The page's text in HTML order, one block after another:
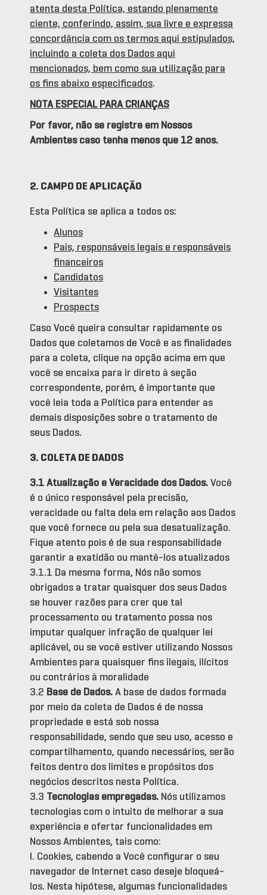
atenta desta Política, estando plenamente
ciente, conferindo, assim, sua livre e expressa
concordância com os termos aqui estipulados,
incluindo a coleta dos Dados aqui
mencionados, bem como sua utilização para
os fins abaixo especificados.
NOTA ESPECIAL PARA CRIANÇAS
Por favor, não se registre em Nossos
Ambientes caso tenha menos que 12 anos.
2. CAMPO DE APLICAÇÃO
Esta Política se aplica a todos os:
Alunos
Pais, responsáveis legais e responsáveis
financeiros
Candidatos
Visitantes
Prospects
Caso Você queira consultar rapidamente os
Dados que coletamos de Você e as finalidades
para a coleta, clique na opção acima em que
você se encaixa para ir direto à seção
correspondente, porém, é importante que
você leia toda a Política para entender as
demais disposições sobre o tratamento de
seus Dados.
3. COLETA DE DADOS
3.1 Atualização e Veracidade dos Dados. Você
é o único responsável pela precisão,
veracidade ou falta dela em relação aos Dados
que você fornece ou pela sua desatualização.
Fique atento pois é de sua responsabilidade
garantir a exatidão ou mantê-los atualizados
3.1.1 Da mesma forma, Nós não somos
obrigados a tratar quaisquer dos seus Dados
se houver razões para crer que tal
processamento ou tratamento possa nos
imputar qualquer infração de qualquer lei
aplicável, ou se você estiver utilizando Nossos
Ambientes para quaisquer fins ilegais, ilícitos
ou contrários à moralidade
3.2 Base de Dados. A base de dados formada
por meio da coleta de Dados é de nossa
propriedade e está sob nossa
responsabilidade, sendo que seu uso, acesso e
compartilhamento, quando necessários, serão
feitos dentro dos limites e propósitos dos
negócios descritos nesta Política.
3.3 Tecnologias empregadas. Nós utilizamos
tecnologias com o intuito de melhorar a sua
experiência e ofertar funcionalidades em
Nossos Ambientes, tais como:
I. Cookies, cabendo a Você configurar o seu
navegador de Internet caso deseje bloqueá-
los. Nesta hipótese, algumas funcionalidades